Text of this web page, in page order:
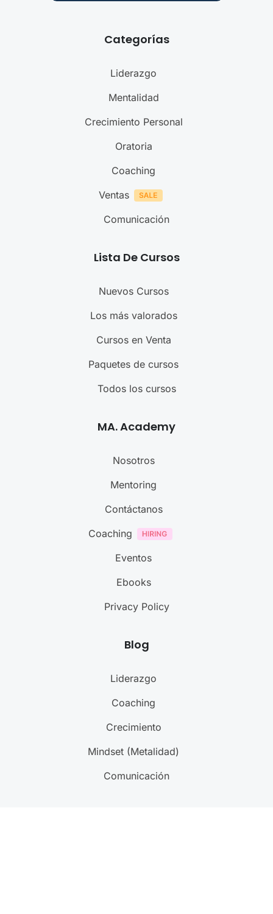
Categorías
Liderazgo
Mentalidad
Crecimiento Personal
Oratoria
Coaching
Ventas
Comunicación
Lista De Cursos
Nuevos Cursos
Los más valorados
Cursos en Venta
Paquetes de cursos
Todos los cursos
MA. Academy
Nosotros
Mentoring
Contáctanos
Coaching
Eventos
Ebooks
Privacy Policy
Blog
Liderazgo
Coaching
Crecimiento
Mindset (Metalidad)
Comunicación